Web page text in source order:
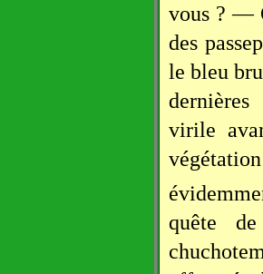
vous ? —
des
le bleu
virile
quête